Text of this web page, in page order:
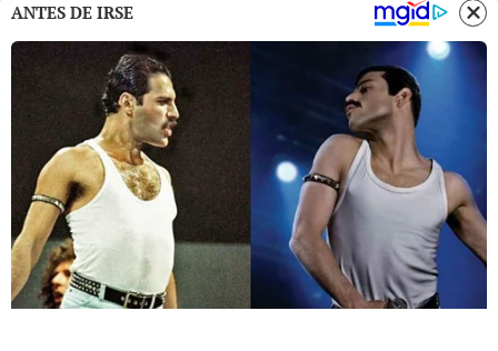
ANTES DE IRSE